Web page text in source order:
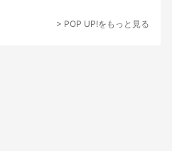
> POP UP!をもっと見る